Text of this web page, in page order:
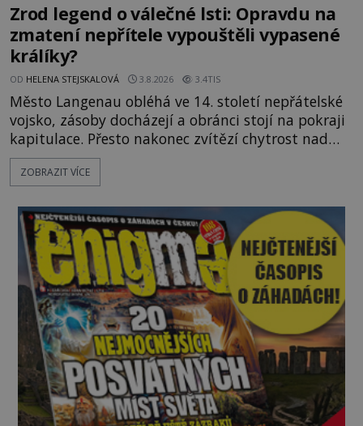
Zrod legend o válečné lsti: Opravdu na
zmatení nepřítele vypouštěli vypasené
králíky?
OD HELENA STEJSKALOVÁ 3.8.2026 3.4TIS
Město Langenau obléhá ve 14. století nepřátelské
vojsko, zásoby docházejí a obránci stojí na pokraji
kapitulace. Přesto nakonec zvítězí chytrost nad
hrubou silou. Podle staré německé legendy vypustí
obyvatelé za hradby dobře živeného králíka, aby
dost. Čas pracuje pro obléhatele. Ve městě ubývají
zásoby a každý den znamená další porci strádá
ZOBRAZIT VÍCE